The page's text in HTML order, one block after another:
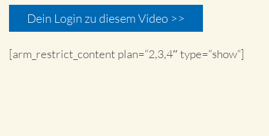
Dein Login zu diesem Video >>
[arm_restrict_content plan=“2,3,4″ type=“show“]